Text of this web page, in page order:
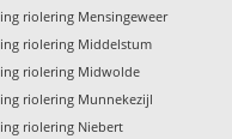
riolering Mensingeweer
riolering Middelstum
riolering Midwolde
riolering Munnekezijl
riolering Niebert